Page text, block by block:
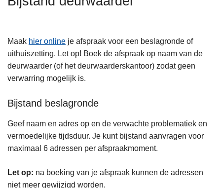
Maak hier online je afspraak voor een beslagronde of
uithuiszetting. Let op! Boek de afspraak op naam van de
deurwaarder (of het deurwaarderskantoor) zodat geen
verwarring mogelijk is.
Bijstand beslagronde
Geef naam en adres op en de verwachte problematiek en
vermoedelijke tijdsduur. Je kunt bijstand aanvragen voor
maximaal 6 adressen per afspraakmoment.
Let op: na boeking van je afspraak kunnen de adressen
niet meer gewijzigd worden.